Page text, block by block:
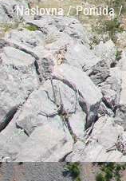
Naslovna / Ponuda /